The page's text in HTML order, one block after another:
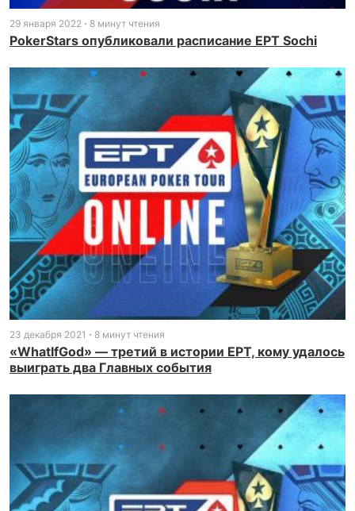
29 января 2022 8 минут чтения
PokerStars опубликовали расписание EPT Sochi
23 декабря 2021 8 минут чтения
«WhatIfGod» — третий в истории EPT, кому удалось
выиграть два Главных события